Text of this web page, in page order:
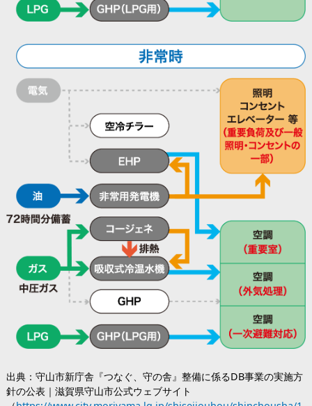
出典：守山市新庁舎『つなぐ、守の舎』整備に係るDB事業の実施方
針の公表｜滋賀県守山市公式ウェブサイト